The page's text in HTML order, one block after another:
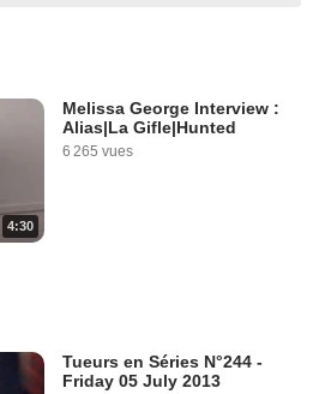
4:30
Melissa George Interview :
Alias|La Gifle|Hunted
6 265 vues
Tueurs en Séries N°244 -
Friday 05 July 2013